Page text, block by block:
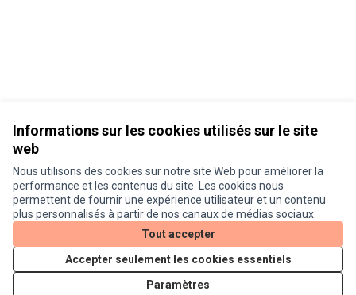
Informations sur les cookies utilisés sur le site
web
Nous utilisons des cookies sur notre site Web pour améliorer la
performance et les contenus du site. Les cookies nous
permettent de fournir une expérience utilisateur et un contenu
plus personnalisés à partir de nos canaux de médias sociaux.
Tout accepter
Accepter seulement les cookies essentiels
Paramètres
Conditions d'utilisation
Paramètres des cookies
Je participe ! sur X
(Lien externe)
Je participe ! sur Facebook
Je participe ! sur Instagram
Licence
(Lien